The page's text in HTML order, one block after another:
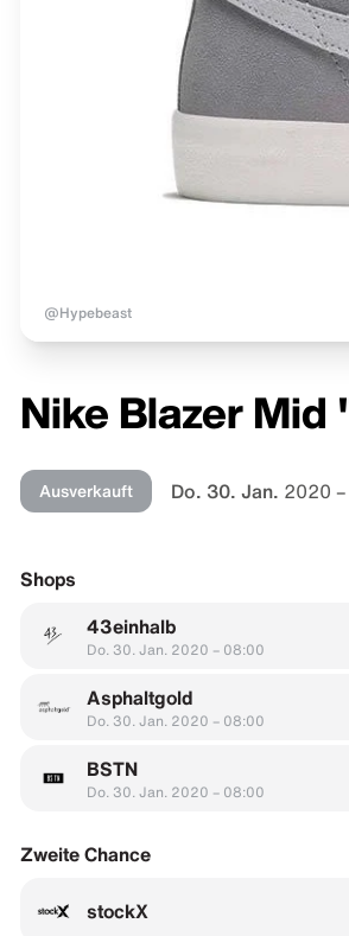
@Hypebeast
Nike Blazer Mid
Ausverkauft Do. 30. Jan. 2020
Shops
43einhalb
Do. 30. Jan. 2020 – 08:00
Asphaltgold
Do. 30. Jan. 2020 – 08:00
BSTN
Do. 30. Jan. 2020 – 08:00
Zweite Chance
stockX